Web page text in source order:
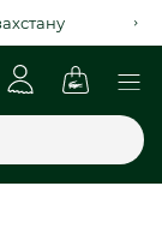
Red+